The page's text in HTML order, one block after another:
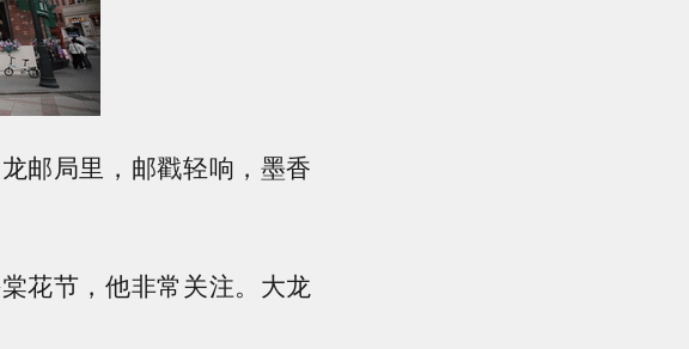
邮局里，邮戳轻响，墨香
花节，他非常关注。大龙